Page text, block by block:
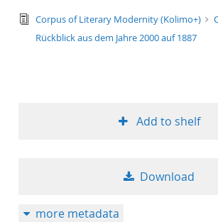
text/
Corpus of Literary Modernity (Kolimo+)
Rückblick aus dem Jahre 2000 auf 1887
Add to shelf
Download
more metadata